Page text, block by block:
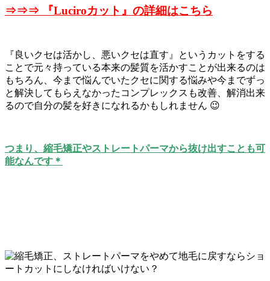
⇒⇒⇒ 『Luciroカット』の詳細はこちら
『良いクセは活かし、悪いクセは直す』というカットをする
ことで元々持っている本来の髪質を活かすことが出来るのは
もちろん、今まで悩んでいたクセに関する悩みや今までずっ
と解決してもらえなかったコンプレックスも改善、解消出来
るので自分の髪を好きになれるかもしれません 😉
つまり、縮毛矯正やストレートパーマから抜け出すことも可
能なんです＊